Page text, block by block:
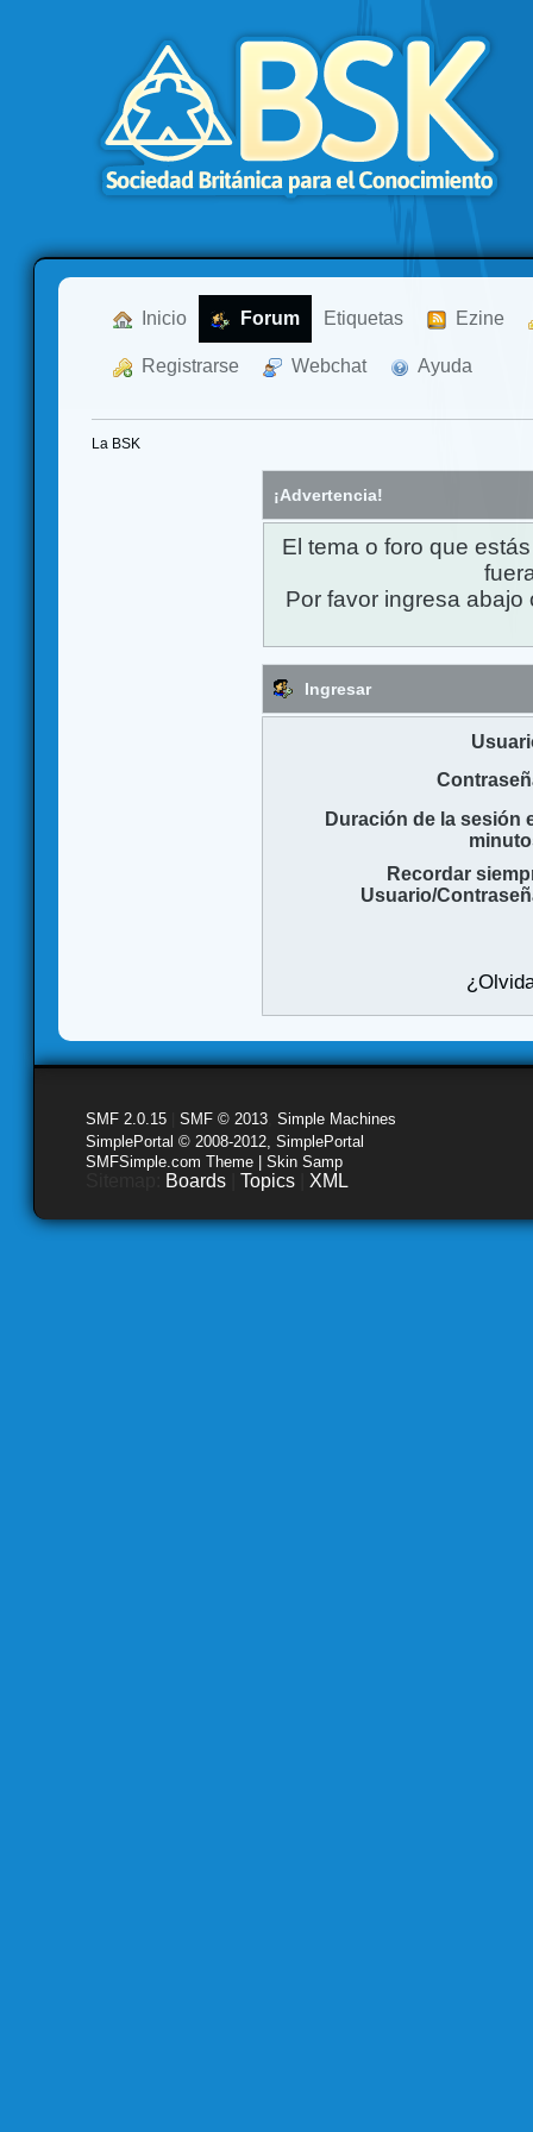
Inicio Forum Etiquetas Ezine
Registrarse Webchat Ayuda
La BSK
¡Advertencia!
El tema o foro que
Por favor ingresa
Ingresar
Duración de la sesión
Recordar
Usuario/
SMF 2.0.15 SMF © 2013 Simple Machines
SimplePortal © 2008-2012, SimplePortal
SMFSimple.com Theme | Skin Samp
Boards Topics XML